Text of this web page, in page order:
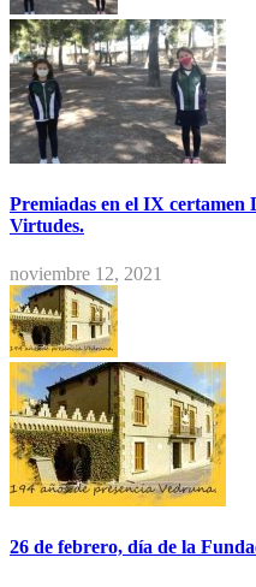
Premiadas en el IX
Virtudes.
noviembre 12, 2021
26 de febrero, día de la